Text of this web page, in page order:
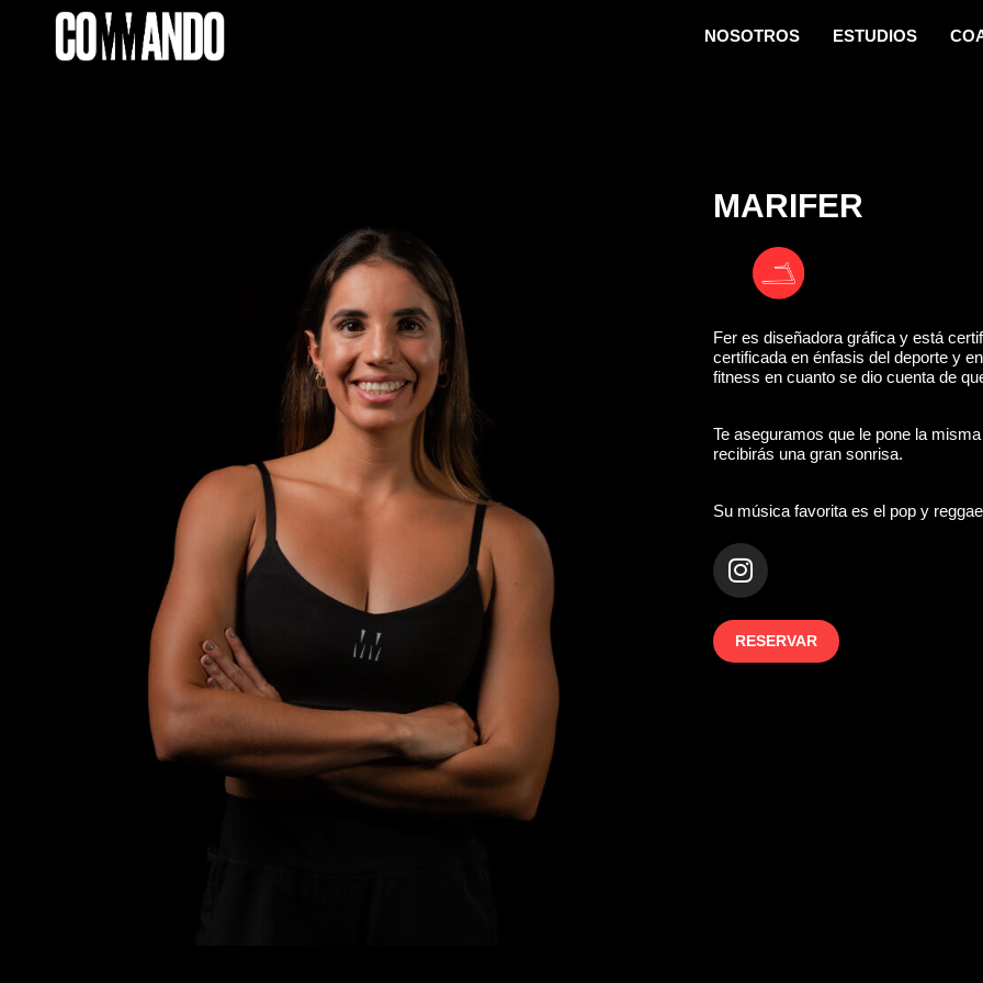
NOSOTROS ESTUDIOS
MARIFER
Fer es diseñadora gráfica y está
certificada en énfasis del deporte y
fitness en cuanto se dio cuenta de
Te aseguramos que le pone la
recibirás una gran sonrisa.
Su música favorita es el pop y
RESERVAR